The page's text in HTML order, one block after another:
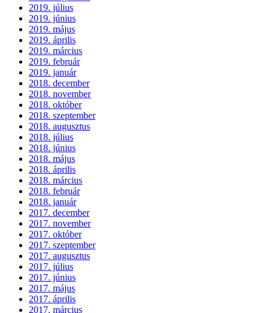
2019. július
2019. június
2019. május
2019. április
2019. március
2019. február
2019. január
2018. december
2018. november
2018. október
2018. szeptember
2018. augusztus
2018. július
2018. június
2018. május
2018. április
2018. március
2018. február
2018. január
2017. december
2017. november
2017. október
2017. szeptember
2017. augusztus
2017. július
2017. június
2017. május
2017. április
2017. március